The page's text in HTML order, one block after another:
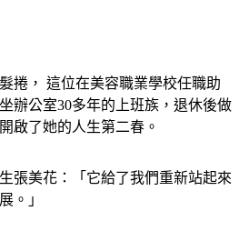
捲， 這位在美容職業學校任職助
辦公室30多年的上班族，退休後做
張美花：「它給了我們重新站起來